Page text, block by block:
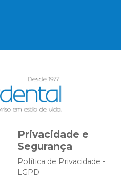
Privacidade e
Segurança
Política de Privacidade -
LGPD